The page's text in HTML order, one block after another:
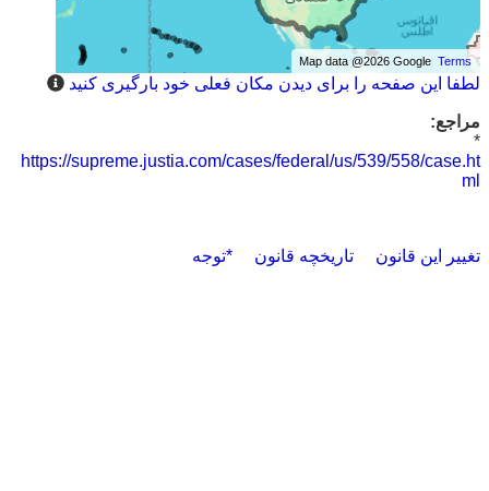
Map data @2026 GoogleTerms
لطفا این صفحه را برای دیدن مکان فعلی خود بارگیری کنید
مراجع:
*
https://supreme.justia.com/cases/federal/us/539/558/case.ht
ml
تغییر این قانون تاریخچه قانون *توجه